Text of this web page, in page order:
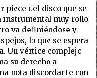
piece del disco que se
instrumental muy rollo
va definiéndose y
lo que se espera
Un vértice complejo
su derecho a
nota discordante con